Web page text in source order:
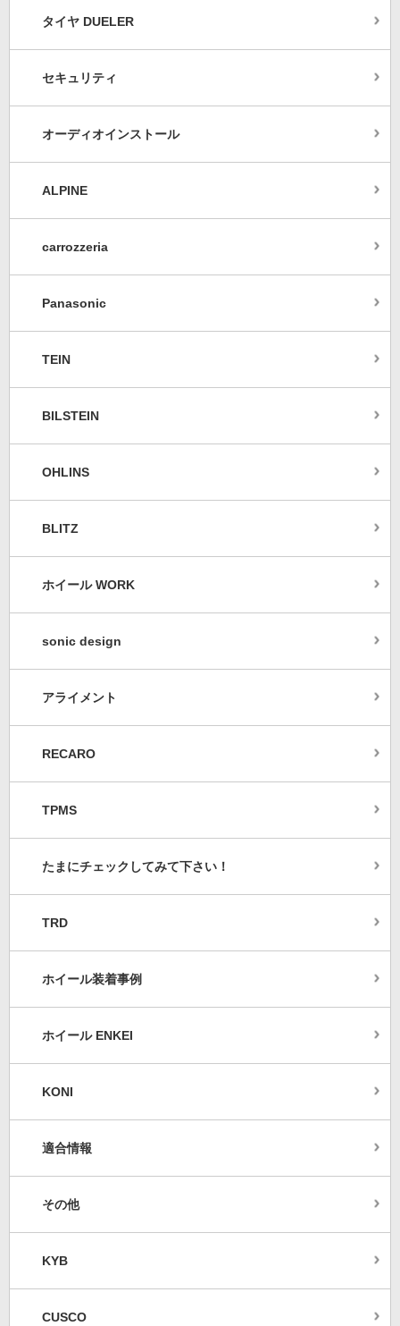
タイヤ DUELER
セキュリティ
オーディオインストール
ALPINE
carrozzeria
Panasonic
TEIN
BILSTEIN
OHLINS
BLITZ
ホイール WORK
sonic design
アライメント
RECARO
TPMS
たまにチェックしてみて下さい！
TRD
ホイール装着事例
ホイール ENKEI
KONI
適合情報
その他
KYB
CUSCO